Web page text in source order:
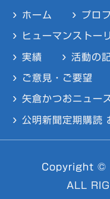
ホーム プロ
ヒューマンストー
実績 活動の
ご意見・ご要望
矢倉かつおニュー
公明新聞定期購読
Copyright ©
ALL